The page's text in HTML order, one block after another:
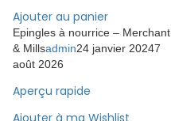
Ajouter au panier
Epingles à nourrice – Merchant
& Millsadmin24 janvier 20247
août 2026
Aperçu rapide